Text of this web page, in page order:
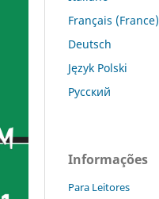
Français (France)
Deutsch
Język Polski
Русский
Informações
Para Leitores